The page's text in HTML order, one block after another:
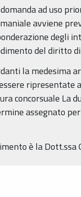
ad uso
avviene
degli
del diritto
la medesima
ripresentate
concorsuale La
assegnato
è la Dott.ssa